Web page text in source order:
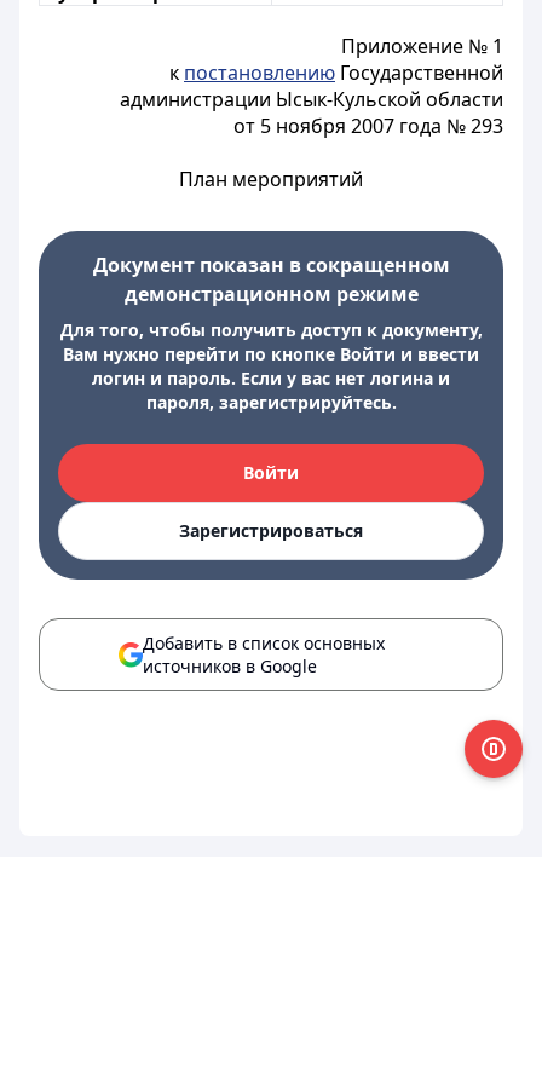
Приложение № 1
к постановлению Государственной
администрации Ысык-Кульской области
от 5 ноября 2007 года № 293
План мероприятий
Документ показан в сокращенном
демонстрационном режиме
Для того, чтобы получить доступ к документу,
Вам нужно перейти по кнопке Войти и ввести
логин и пароль. Если у вас нет логина и
пароля, зарегистрируйтесь.
Войти
Зарегистрироваться
Добавить в список основных
источников в Google